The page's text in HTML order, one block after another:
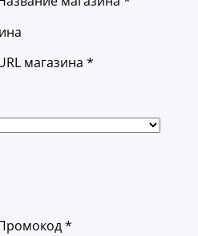
магазина *
*